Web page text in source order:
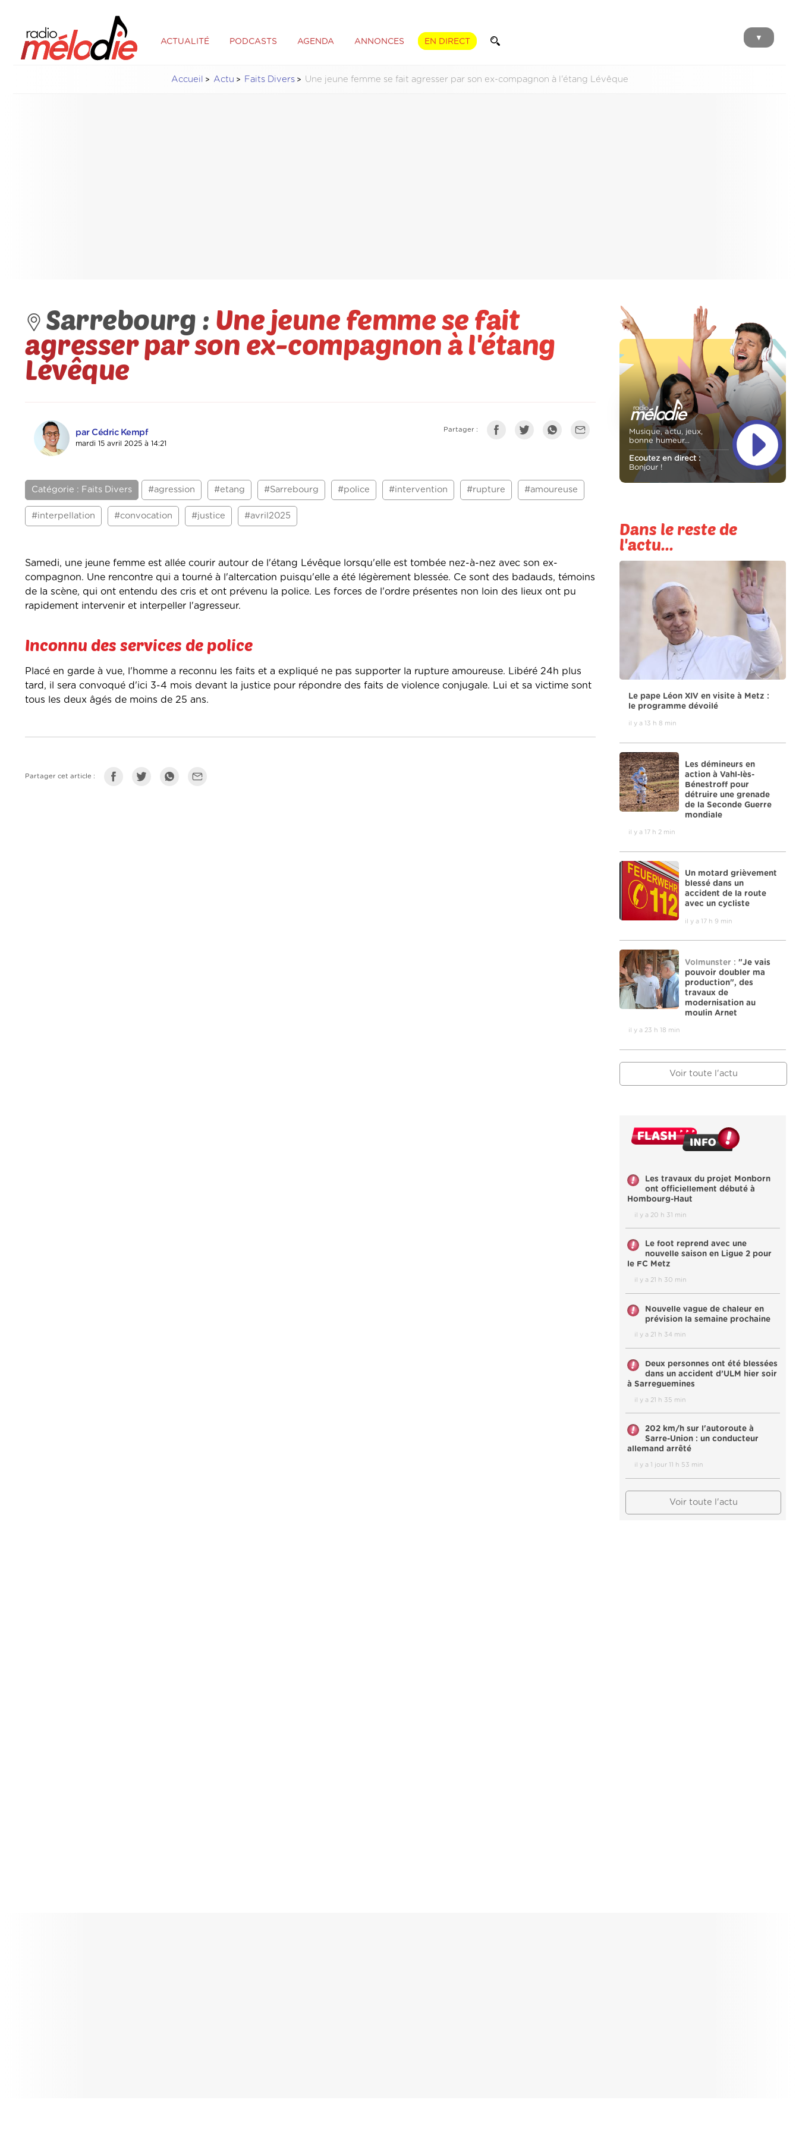
ACTUALITÉ PODCASTS AGENDA ANNONCES EN DIRECT ▼
Accueil Actu Faits Divers Une jeune femme se fait agresser par son ex-compagnon à l'étang Lévêque
Sarrebourg : Une jeune femme se fait
agresser par son ex-compagnon à l'étang
Lévêque
par Cédric Kempf
mardi 15 avril 2025 à 14:21
Partager :
Catégorie : Faits Divers #agression #etang #Sarrebourg #police #intervention #rupture #amoureuse
#interpellation #convocation #justice #avril2025
Samedi, une jeune femme est allée courir autour de l'étang Lévêque lorsqu'elle est tombée nez-à-nez avec son ex-
compagnon. Une rencontre qui a tourné à l'altercation puisqu'elle a été légèrement blessée. Ce sont des badauds, témoins
de la scène, qui ont entendu des cris et ont prévenu la police. Les forces de l'ordre présentes non loin des lieux ont pu
rapidement intervenir et interpeller l'agresseur.
Inconnu des services de police
Placé en garde à vue, l'homme a reconnu les faits et a expliqué ne pas supporter la rupture amoureuse. Libéré 24h plus
tard, il sera convoqué d'ici 3-4 mois devant la justice pour répondre des faits de violence conjugale. Lui et sa victime sont
tous les deux âgés de moins de 25 ans.
Partager cet article :
Musique, actu, jeux,
bonne humeur...
Ecoutez en direct :
Bonjour !
Dans le reste de
l'actu...
Le pape Léon XIV en visite à Metz :
le programme dévoilé
il y a 13 h 8 min
Les démineurs en
action à Vahl-lès-
Bénestroff pour
détruire une grenade
de la Seconde Guerre
mondiale
il y a 17 h 2 min
Un motard grièvement
blessé dans un
accident de la route
avec un cycliste
il y a 17 h 9 min
Volmunster : "Je vais
pouvoir doubler ma
production", des
travaux de
modernisation au
moulin Arnet
il y a 23 h 18 min
Voir toute l'actu
Les travaux du projet Monborn
ont officiellement débuté à
Hombourg-Haut
il y a 20 h 31 min
Le foot reprend avec une
nouvelle saison en Ligue 2 pour
le FC Metz
il y a 21 h 30 min
Nouvelle vague de chaleur en
prévision la semaine prochaine
il y a 21 h 34 min
Deux personnes ont été blessées
dans un accident d’ULM hier soir
à Sarreguemines
il y a 21 h 35 min
202 km/h sur l'autoroute à
Sarre-Union : un conducteur
allemand arrêté
il y a 1 jour 11 h 53 min
Voir toute l'actu